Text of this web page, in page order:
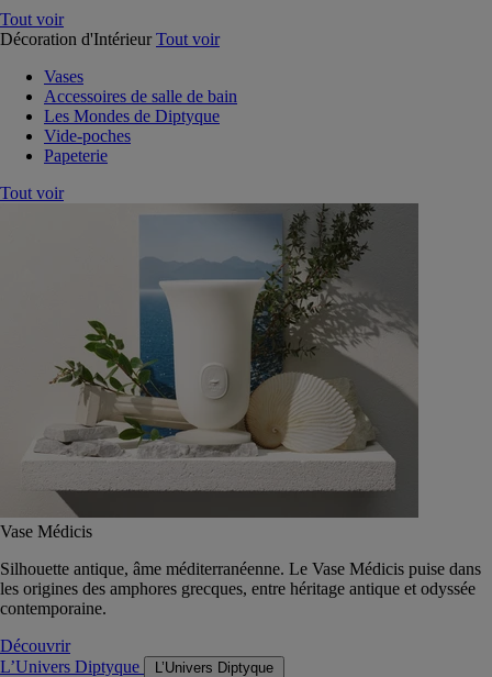
Tout voir
Décoration d'Intérieur Tout voir
Vases
Accessoires de salle de bain
Les Mondes de Diptyque
Vide-poches
Papeterie
Tout voir
Vase Médicis
Silhouette antique, âme méditerranéenne. Le Vase Médicis puise dans
les origines des amphores grecques, entre héritage antique et odyssée
contemporaine.
Découvrir
L’Univers Diptyque
L’Univers Diptyque